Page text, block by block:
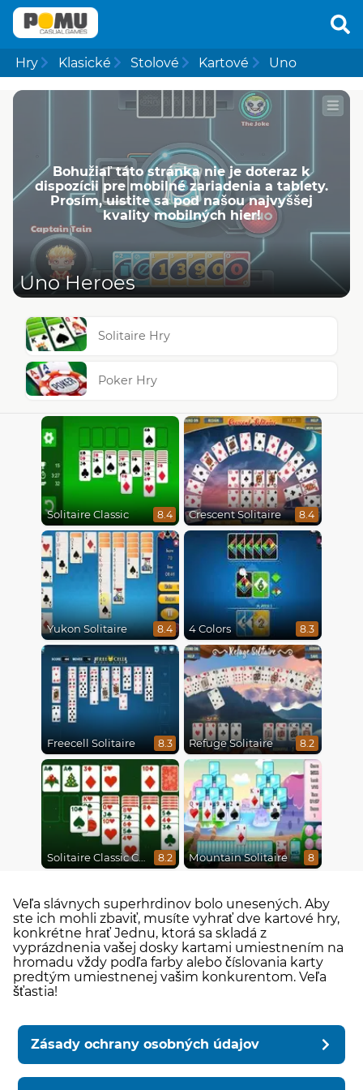
Hry Klasické Stolové Kartové Uno
Bohužiaľ táto stránka nie je doteraz k
dispozícii pre mobilné zariadenia a tablety.
Prosím, uistite sa pod našou najvyššej
kvality mobilných hier!
Uno Heroes
Solitaire Hry
Poker Hry
Solitaire Classic 8.4 Crescent Solitaire 8.4
Yukon Solitaire 8.4 4 Colors 8.3
Freecell Solitaire 8.3 Refuge Solitaire 8.2
Solitaire Classic Christmas 8.2 Mountain Solitaire 8
Veľa slávnych superhrdinov bolo unesených. Aby
ste ich mohli zbaviť, musíte vyhrať dve kartové hry,
konkrétne hrať Jednu, ktorá sa skladá z
vyprázdnenia vašej dosky kartami umiestnením na
hromadu vždy podľa farby alebo číslovania karty
predtým umiestnenej vašim konkurentom. Veľa
šťastia!
Zásady ochrany osobných údajov